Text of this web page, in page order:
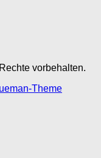
vorbehalten.
Theme